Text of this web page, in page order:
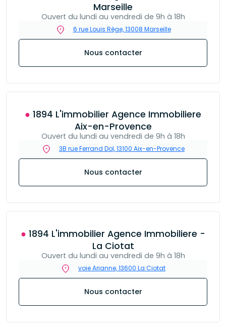
Marseille
Ouvert du lundi au vendredi de 9h à 18h
6 rue Louis Rège, 13008 Marseille
Nous contacter
● 1894 L'immobilier Agence Immobiliere
Aix-en-Provence
Ouvert du lundi au vendredi de 9h à 18h
3B rue Ferrand Dol, 13100 Aix-en-Provence
Nous contacter
● 1894 L'immobilier Agence Immobiliere -
La Ciotat
Ouvert du lundi au vendredi de 9h à 18h
voie Arianne, 13600 La Ciotat
Nous contacter